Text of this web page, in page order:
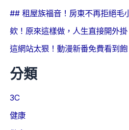
## 租屋族福音！房東不再拒絕毛
欸！原來這樣做，人生直接開外掛
這網站太狠！動漫新番免費看到
分類
3C
健康